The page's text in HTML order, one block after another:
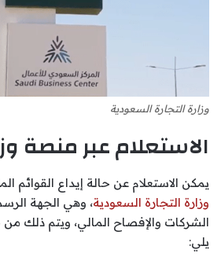
وزارة التجارة السعودية
الاستعلام عبر منصة
يمكن الاستعلام عن حالة إيداع القوائم
وزارة التجارة السعودية، وهي الجهة
الشركات والإفصاح المالي، ويتم ذلك
يلي: